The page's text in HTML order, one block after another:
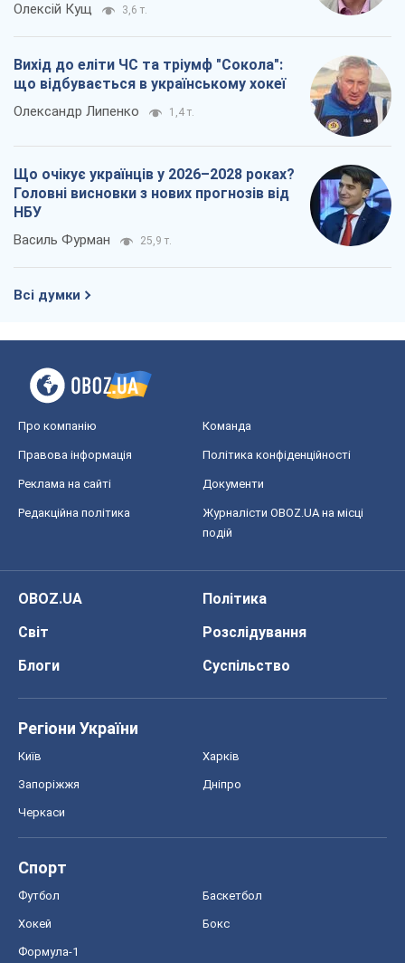
Олексій Кущ 3,6 т.
Вихід до еліти ЧС та тріумф "Сокола":
що відбувається в українському хокеї
Олександр Липенко 1,4 т.
Що очікує українців у 2026–2028 роках?
Головні висновки з нових прогнозів від
НБУ
Василь Фурман 25,9 т.
Всі думки
Про компанію Команда
Правова інформація Політика конфіденційності
Реклама на сайті Документи
Редакційна політика
Журналісти OBOZ.UA на місці
подій
OBOZ.UA
Політика
Світ
Розслідування
Блоги
Суспільство
Регіони України
Київ Харків
Запоріжжя Дніпро
Черкаси
Спорт
Футбол Баскетбол
Хокей Бокс
Формула-1